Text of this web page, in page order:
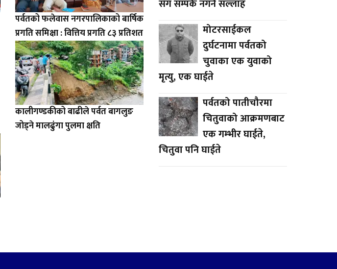
पर्वतको फलेवास नगरपालिकाको बार्षिक
प्रगति समिक्षा : वित्तिय प्रगति ८३ प्रतिशत
कालीगण्डकीको बाढीले पर्वत बागलुङ
जोड्ने मालढुंगा पुलमा क्षति
संग सम्पर्क नगर्न सल्लाह
मोटरसाईकल
दुर्घटनामा पर्वतको
चुवाका एक युवाको
मृत्यु, एक घाईते
पर्वतको पातीचौरमा
चितुवाको आक्रमणबाट
एक गम्भीर घाईते,
चितुवा पनि घाईते